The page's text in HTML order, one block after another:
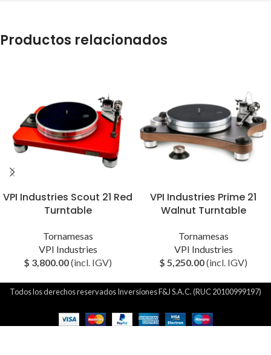
Productos relacionados
VPI Industries Scout 21 Red
Turntable
Tornamesas
VPI Industries
$ 3,800.00(incl. IGV)
VPI Industries Prime 21
Walnut Turntable
Tornamesas
VPI Industries
$ 5,250.00(incl. IGV)
Todos los derechos reservados Inversiones F&J S.A.C. (RUC 20100999197)